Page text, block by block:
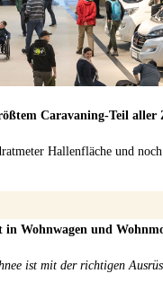
Caravaning-Teil aller
Hallenfläche und noch
in Wohnwagen und
ist mit der richtigen